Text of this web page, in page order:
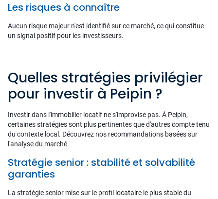
Les risques à connaître
Aucun risque majeur n'est identifié sur ce marché, ce qui constitue
un signal positif pour les investisseurs.
Quelles stratégies privilégier
pour investir à Peipin ?
Investir dans l'immobilier locatif ne s'improvise pas. À Peipin,
certaines stratégies sont plus pertinentes que d'autres compte tenu
du contexte local. Découvrez nos recommandations basées sur
l'analyse du marché.
Stratégie senior : stabilité et solvabilité
garanties
La stratégie senior mise sur le profil locataire le plus stable du